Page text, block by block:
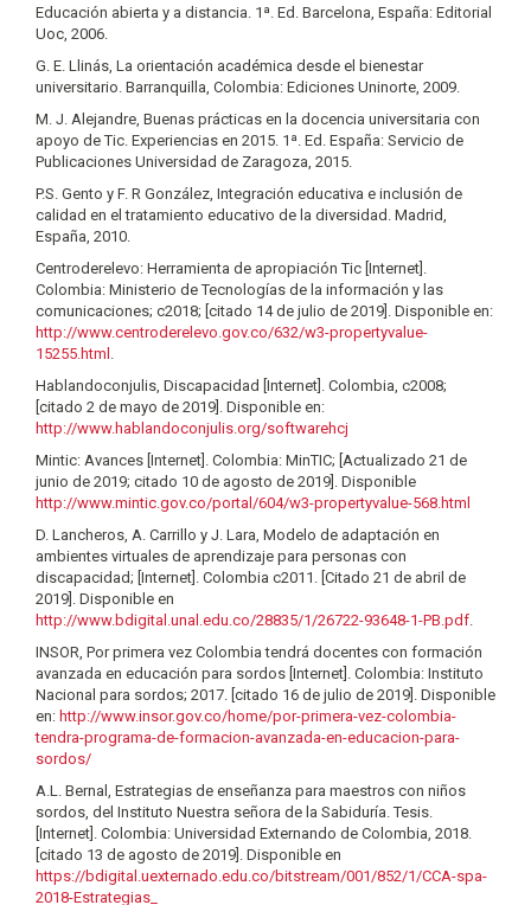
Educación abierta y a distancia. 1ª. Ed. Barcelona, España: Editorial
Uoc, 2006.
G. E. Llinás, La orientación académica desde el bienestar
universitario. Barranquilla, Colombia: Ediciones Uninorte, 2009.
M. J. Alejandre, Buenas prácticas en la docencia universitaria con
apoyo de Tic. Experiencias en 2015. 1ª. Ed. España: Servicio de
Publicaciones Universidad de Zaragoza, 2015.
P.S. Gento y F. R González, Integración educativa e inclusión de
calidad en el tratamiento educativo de la diversidad. Madrid,
España, 2010.
Centroderelevo: Herramienta de apropiación Tic [Internet].
Colombia: Ministerio de Tecnologías de la información y las
comunicaciones; c2018; [citado 14 de julio de 2019]. Disponible en:
http://www.centroderelevo.gov.co/632/w3-propertyvalue-
15255.html
Hablandoconjulis, Discapacidad [Internet]. Colombia, c2008;
[citado 2 de mayo de 2019]. Disponible en:
http://www.hablandoconjulis.org/softwarehcj
Mintic: Avances [Internet]. Colombia: MinTIC; [Actualizado 21 de
junio de 2019; citado 10 de agosto de 2019]. Disponible
http://www.mintic.gov.co/portal/604/w3-propertyvalue-568.html
D. Lancheros, A. Carrillo y J. Lara, Modelo de adaptación en
ambientes virtuales de aprendizaje para personas con
discapacidad; [Internet]. Colombia c2011. [Citado 21 de abril de
2019]. Disponible en
http://www.bdigital.unal.edu.co/28835/1/26722-93648-1-PB.pdf
INSOR, Por primera vez Colombia tendrá docentes con formación
avanzada en educación para sordos [Internet]. Colombia: Instituto
Nacional para sordos; 2017. [citado 16 de julio de 2019]. Disponible
en: http://www.insor.gov.co/home/por-primera-vez-colombia-
tendra-programa-de-formacion-avanzada-en-educacion-para-
sordos/
A.L. Bernal, Estrategias de enseñanza para maestros con niños
sordos, del Instituto Nuestra señora de la Sabiduría. Tesis.
[Internet]. Colombia: Universidad Externando de Colombia, 2018.
[citado 13 de agosto de 2019]. Disponible en
https://bdigital.uexternado.edu.co/bitstream/001/852/1/CCA-spa-
2018-Estrategias_